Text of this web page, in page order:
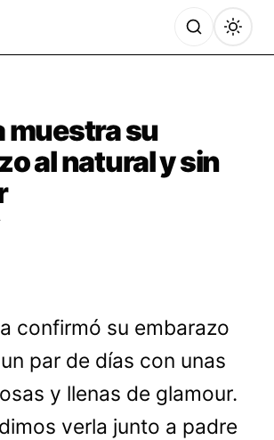
muestra su
al natural y sin
confirmó su embarazo
par de días con unas
y llenas de glamour.
verla junto a padre